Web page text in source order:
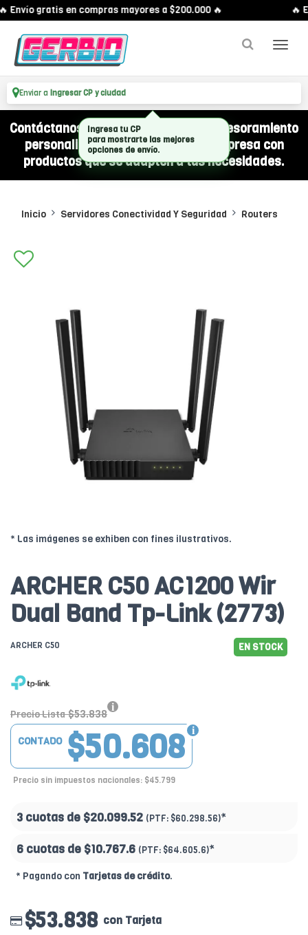
Envío gratis en compras mayores a $200.000 🔥 🔥
Enviar a Ingresar CP y ciudad
Contáctanos por WhatsApp y recibí asesoramiento
personalizado para equipar a tu empresa con
productos que se adapten a tus necesidades.
Inicio Servidores Conectividad Y Seguridad Routers
* Las imágenes se exhiben con fines ilustrativos.
ARCHER C50 AC1200 Wir
Dual Band Tp-Link (2773)
ARCHER C50 EN STOCK
Precio Lista $53.838
$50.608
CONTADO
Precio sin impuestos nacionales: $45.799
3 cuotas de $20.099.52 (PTF: $60.298.56)*
6 cuotas de $10.767.6 (PTF: $64.605.6)*
* Pagando con Tarjetas de crédito.
$53.838 con Tarjeta
Ingresa tu CP
para mostrarte las mejores
opciones de envío.